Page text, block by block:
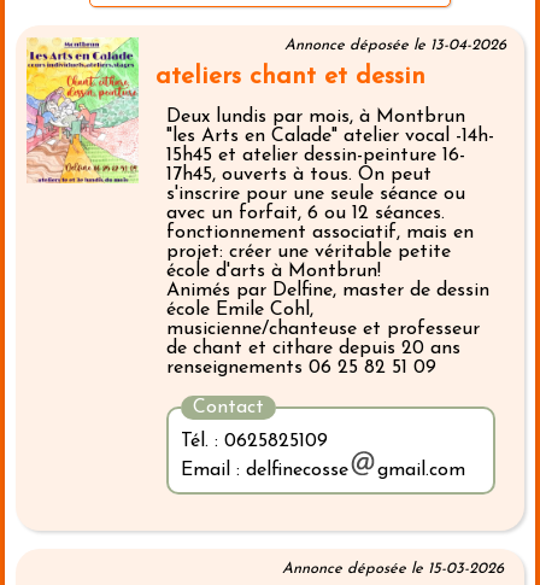
Annonce déposée le 13-04-2026
ateliers chant et dessin
Deux lundis par mois, à Montbrun
"les Arts en Calade" atelier vocal -14h-
15h45 et atelier dessin-peinture 16-
17h45, ouverts à tous. On peut
s'inscrire pour une seule séance ou
avec un forfait, 6 ou 12 séances.
fonctionnement associatif, mais en
projet: créer une véritable petite
école d'arts à Montbrun!
Animés par Delfine, master de dessin
école Emile Cohl,
musicienne/chanteuse et professeur
de chant et cithare depuis 20 ans
renseignements 06 25 82 51 09
Contact
Tél. : 0625825109
Email : delfinecosse
gmail.com
Annonce déposée le 15-03-2026